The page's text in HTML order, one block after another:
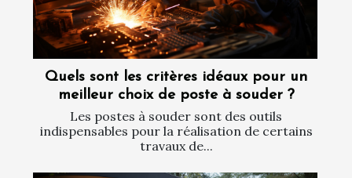
Quels sont les critères idéaux pour un
meilleur choix de poste à souder ?
Les postes à souder sont des outils
indispensables pour la réalisation de certains
travaux de...